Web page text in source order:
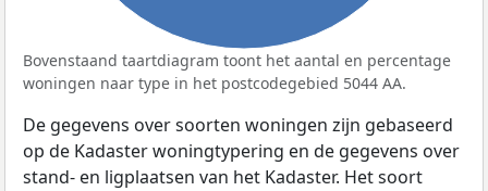
Bovenstaand taartdiagram toont het aantal en percentage
woningen naar type in het postcodegebied 5044 AA.
De gegevens over soorten woningen zijn gebaseerd
op de Kadaster woningtypering en de gegevens over
stand- en ligplaatsen van het Kadaster. Het soort